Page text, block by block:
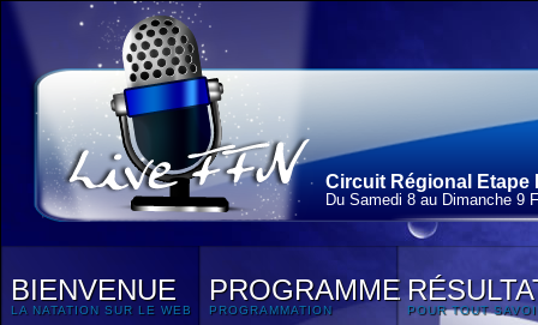
Circuit Régional Etape
Du Samedi 8 au Dimanche 9
BIENVENUE
LA NATATION SUR LE WEB
PROGRAMME
PROGRAMMATION POUR TOUT